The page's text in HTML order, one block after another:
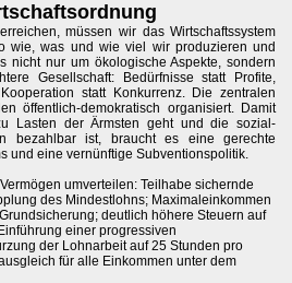
müssen wir das Wirtschaftssystem
wie, was und wie viel wir produzieren und
nicht nur um ökologische Aspekte, sondern
Gesellschaft: Bedürfnisse statt Profite,
statt Konkurrenz. Die zentralen
öffentlich-demokratisch organisiert. Damit
Lasten der Ärmsten geht und die sozial-
bezahlbar ist, braucht es eine gerechte
und eine vernünftige Subventionspolitik.
umverteilen: Teilhabe sichernde
des Mindestlohns; Maximaleinkommen
deutlich höhere Steuern auf
einer progressiven
der Lohnarbeit auf 25 Stunden pro
für alle Einkommen unter dem